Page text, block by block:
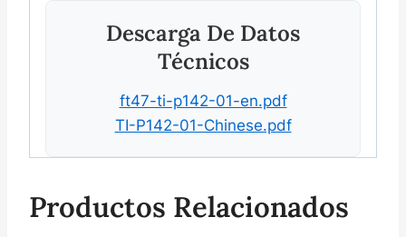
Descarga De Datos
Técnicos
ft47-ti-p142-01-en.pdf
TI-P142-01-Chinese.pdf
Productos Relacionados